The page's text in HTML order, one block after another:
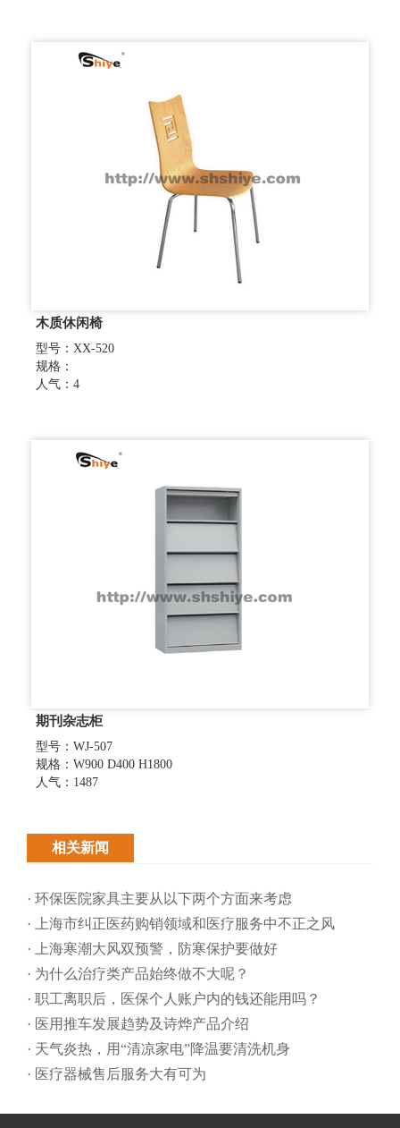
木质休闲椅
型号：XX-520
规格：
人气：4
期刊杂志柜
型号：WJ-507
规格：W900 D400 H1800
人气：1487
相关新闻
· 环保医院家具主要从以下两个方面来考虑
· 上海市纠正医药购销领域和医疗服务中不正之风
· 上海寒潮大风双预警，防寒保护要做好
· 为什么治疗类产品始终做不大呢？
· 职工离职后，医保个人账户内的钱还能用吗​？
· 医用推车发展趋势及诗烨产品介绍
· 天气炎热，用“清凉家电”降温要清洗机身
· 医疗器械售后服务大有可为